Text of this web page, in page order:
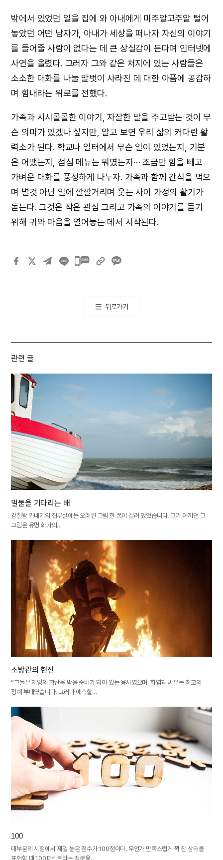
밖에서 있었던 일을 집에 와 아내에게 미주알고주알 털어
놓았던 어떤 남자가, 아내가 세상을 떠나자 자신의 이야기
를 들어줄 사람이 없다는 데 큰 상실감이 든다며 인터넷에
사연을 올렸다. 그러자 그와 같은 처지에 있는 사람들은
소소한 대화를 나눌 말벗이 사라진 데 대한 아픔에 공감하
며 힘내라는 위로를 전했다.
가족과 시시콜콜한 이야기, 자잘한 말을 주고받는 것이 무
슨 의미가 있겠나 싶지만, 알고 보면 우리 삶의 커다란 활
력소가 된다. 학교나 일터에서 무슨 일이 있었는지, 기분
은 어땠는지, 점심 메뉴는 뭐였는지⋯ 조금만 힘을 빼고
가벼운 대화를 풍성하게 나누자. 가족과 함께 간식을 먹으
며 별것 아닌 일에 깔깔거리며 웃는 사이 가정의 활기가
돋는다. 그것은 작은 관심 그리고 가족의 이야기를 듣기
위해 귀와 마음을 열어놓는 데서 시작된다.
카카오톡
뒤로가기
관련 글
밀물을 기다리는 배
강철왕 카네기의 집무실에는 오래된 그림 한 폭이 걸려 있었습니다. 그가 아끼던 그
그림은 유명 화가의…
소방관의 헌신
“그들은 재앙의 확산을 막을 준비가 되어 있는 용사였으며, 화염과 싸우는 최고의
정예 부대였습니다. 그러나 예측할…
100
대부분의 시험에서 제일 높은 점수가 100점이다. 무언가 만족스럽게 꽉 찬 상태를
표현할 때 100퍼센트라는 백분율…